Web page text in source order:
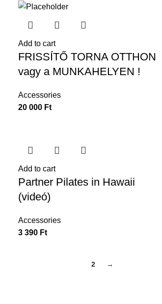
Add to cart
FRISSÍTŐ TORNA OTTHON
vagy a MUNKAHELYEN !
Accessories
20 000 Ft
Add to cart
Partner Pilates in Hawaii
(videó)
Accessories
3 390 Ft
2 →